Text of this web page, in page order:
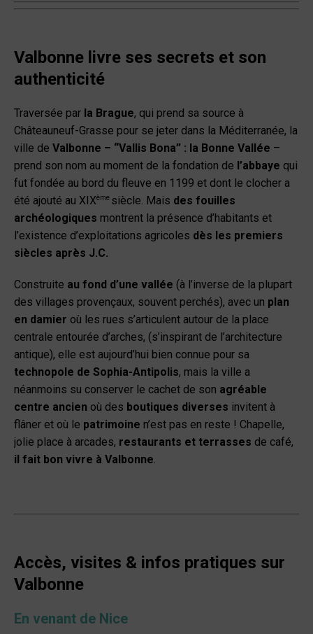
Valbonne livre ses secrets et son
authenticité
Traversée par la Brague, qui prend sa source à
Châteauneuf-Grasse pour se jeter dans la Méditerranée, la
ville de Valbonne – “Vallis Bona” : la Bonne Vallée –
prend son nom au moment de la fondation de l’abbaye qui
fut fondée au bord du fleuve en 1199 et dont le clocher a
été ajouté au XIXème siècle. Mais des fouilles
archéologiques montrent la présence d’habitants et
l’existence d’exploitations agricoles dès les premiers
siècles après J.C.
Construite au fond d’une vallée (à l’inverse de la plupart
des villages provençaux, souvent perchés), avec un plan
en damier où les rues s’articulent autour de la place
centrale entourée d’arches, (s’inspirant de l’architecture
antique), elle est aujourd’hui bien connue pour sa
technopole de Sophia-Antipolis, mais la ville a
néanmoins su conserver le cachet de son agréable
centre ancien où des boutiques diverses invitent à
flâner et où le patrimoine n’est pas en reste ! Chapelle,
jolie place à arcades, restaurants et terrasses de café,
il fait bon vivre à Valbonne
Accès, visites & infos pratiques sur
Valbonne
En venant de Nice